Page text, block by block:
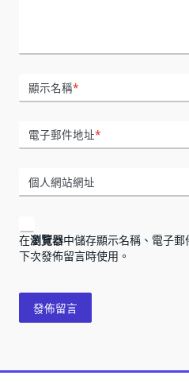
顯示名稱*
電子郵件地址*
個人網站網址
在瀏覽器中儲存顯示名稱、電子
下次發佈留言時使用。